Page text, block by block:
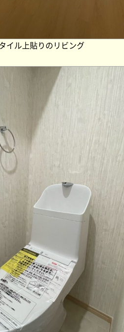
イル上貼りのリビング